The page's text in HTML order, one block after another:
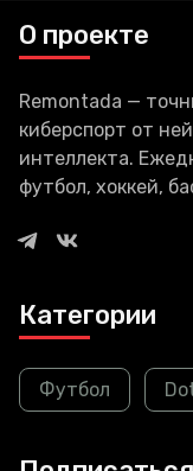
О проекте
Remontada —
киберспорт от
интеллекта.
футбол, хоккей,
Категории
Футбол